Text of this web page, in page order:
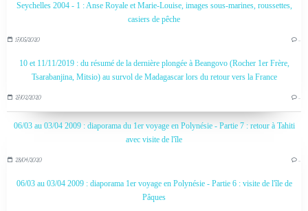
Seychelles 2004 - 1 : Anse Royale et Marie-Louise, images sous-marines, roussettes,
casiers de pêche
17/05/2020 …
10 et 11/11/2019 : du résumé de la dernière plongée à Beangovo (Rocher 1er Frère,
Tsarabanjina, Mitsio) au survol de Madagascar lors du retour vers la France
27/02/2020 …
06/03 au 03/04 2009 : diaporama du 1er voyage en Polynésie - Partie 7 : retour à Tahiti
avec visite de l'île
28/04/2020 …
06/03 au 03/04 2009 : diaporama 1er voyage en Polynésie - Partie 6 : visite de l'île de
Pâques